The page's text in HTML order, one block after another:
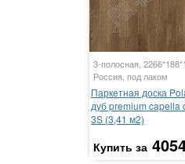
3-полосная,
Россия, под лаком
Паркетная доска
дуб premium capella
3S (3,41 м2)
Купить за